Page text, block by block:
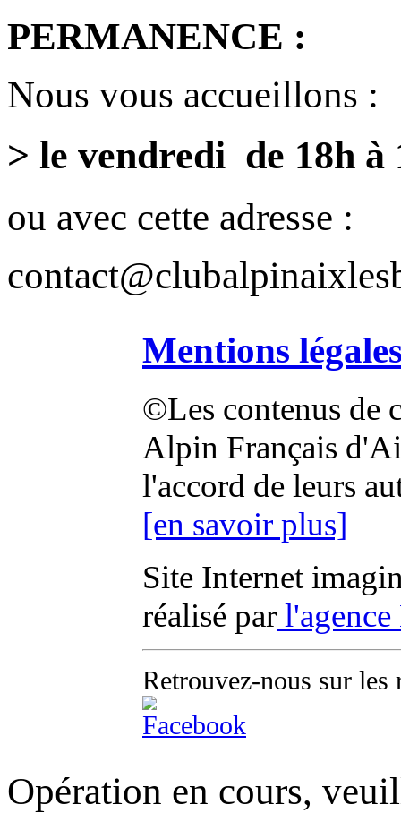
PERMANENCE :
Nous vous accueillons :
> le vendredi de 18h à
ou avec cette adresse :
Mentions
©Les contenus de
Alpin Français
l'accord de leurs
[en savoir plus]
Site Internet
réalisé par
Retrouvez-nous sur les
Opération en cours,